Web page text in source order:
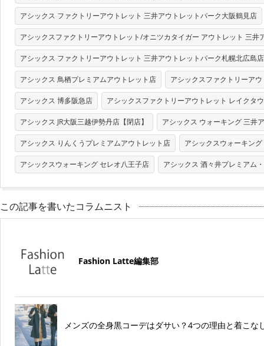
アシックス ファクトリーアウトレット 三井アウトレットパーク大阪鶴見店
アシックスファクトリーアウトレット/オニツカタイガー アウトレット 三井
アシックス ファクトリーアウトレット 三井アウトレットパーク札幌北広島店
アシックス 鳥栖プレミアムアウトレット店 アシックスファクトリーア
アシックス 博多阪急店 アシックスファクトリーアウトレット レイクタ
アシックス JR大阪三越伊勢丹店【閉店】 アシックス ウォーキング 三井
アシックス りんくうプレミアムアウトレット店 アシックスウォーキン
アシックスウォーキング セレオ八王子店 アシックス 酒々井プレミアム
この記事を書いたコラムニスト
Fashion Latte編集部
メンズの全身黒コーデはダサい？4つの理由と着こな